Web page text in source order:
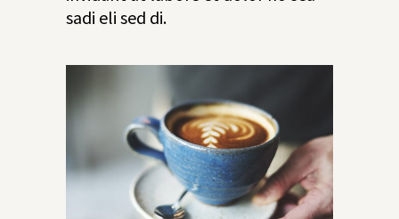
sadi eli sed di.